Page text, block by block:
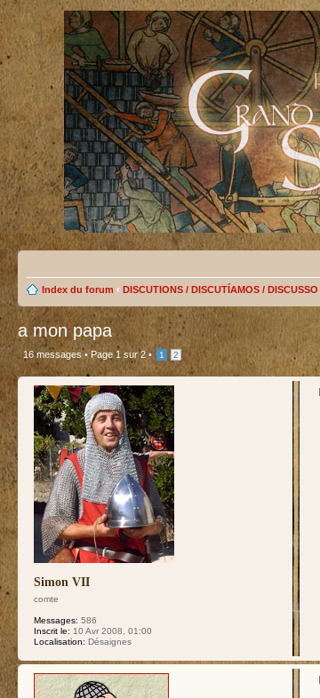
Index du forum ‹ DISCUTIONS / DISCUTÍAMOS / DISCUSSO
a mon papa
16 messages •Page 1 sur2• 1 2
Simon VII
comte
Messages: 586
Inscrit le: 10 Avr 2008, 01:00
Localisation: Désaignes